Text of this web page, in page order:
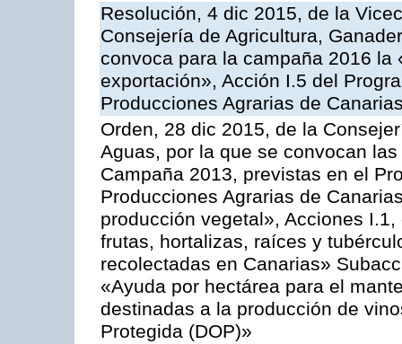
Resolución, 4 dic 2015, de la
Consejería de Agricultura,
convoca para la campaña 2016
exportación», Acción I.5 del
Producciones Agrarias de
Orden, 28 dic 2015, de la
Aguas, por la que se convocan
Campaña 2013, previstas en el
Producciones Agrarias de
producción vegetal», Acciones
frutas, hortalizas, raíces y
recolectadas en Canarias»
«Ayuda por hectárea para el
destinadas a la producción de
Protegida (DOP)»